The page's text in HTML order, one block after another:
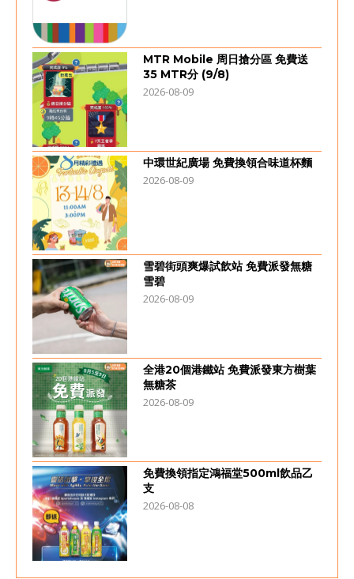
MTR Mobile 周日搶分區 免費送
35 MTR分 (9/8)
2026-08-09
中環世紀廣場 免費換領合味道杯麵
2026-08-09
雪碧街頭爽爆試飲站 免費派發無糖
雪碧
2026-08-09
全港20個港鐵站 免費派發東方樹葉
無糖茶
2026-08-09
免費換領指定鴻福堂500ml飲品乙
支
2026-08-08